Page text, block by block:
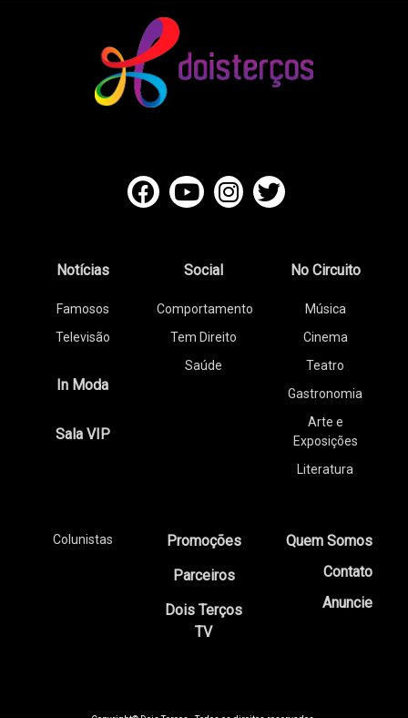
Notícias
Famosos
Televisão
In Moda
Sala VIP
Social
Comportamento
Tem Direito
Saúde
No Circuito
Música
Cinema
Teatro
Gastronomia
Arte e
Exposições
Literatura
Colunistas
Promoções
Parceiros
Dois Terços
TV
Quem Somos
Contato
Anuncie